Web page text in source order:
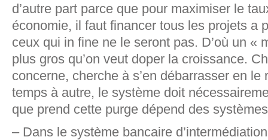
d’autre part parce que pour maximiser le
économie, il faut financer tous les projets a
ceux qui in fine ne le seront pas. D’où un «
plus gros qu’on veut doper la croissance.
concerne, cherche à s’en débarrasser en
temps à autre, le système doit
que prend cette purge dépend des
– Dans le système bancaire